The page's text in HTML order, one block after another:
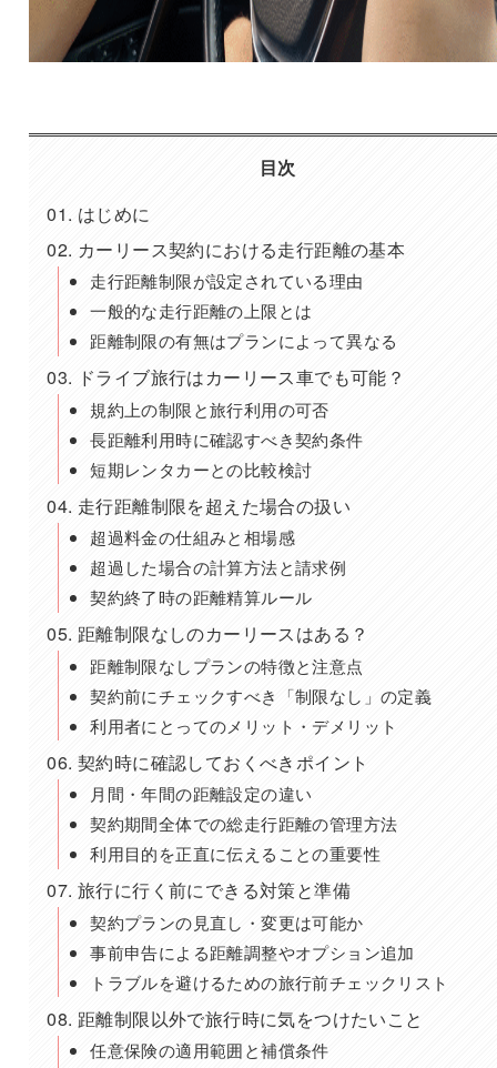
目次
はじめに
カーリース契約における走行距離の基本
走行距離制限が設定されている理由
一般的な走行距離の上限とは
距離制限の有無はプランによって異なる
ドライブ旅行はカーリース車でも可能？
規約上の制限と旅行利用の可否
長距離利用時に確認すべき契約条件
短期レンタカーとの比較検討
走行距離制限を超えた場合の扱い
超過料金の仕組みと相場感
超過した場合の計算方法と請求例
契約終了時の距離精算ルール
距離制限なしのカーリースはある？
距離制限なしプランの特徴と注意点
契約前にチェックすべき「制限なし」の定義
利用者にとってのメリット・デメリット
契約時に確認しておくべきポイント
月間・年間の距離設定の違い
契約期間全体での総走行距離の管理方法
利用目的を正直に伝えることの重要性
旅行に行く前にできる対策と準備
契約プランの見直し・変更は可能か
事前申告による距離調整やオプション追加
トラブルを避けるための旅行前チェックリスト
距離制限以外で旅行時に気をつけたいこと
任意保険の適用範囲と補償条件